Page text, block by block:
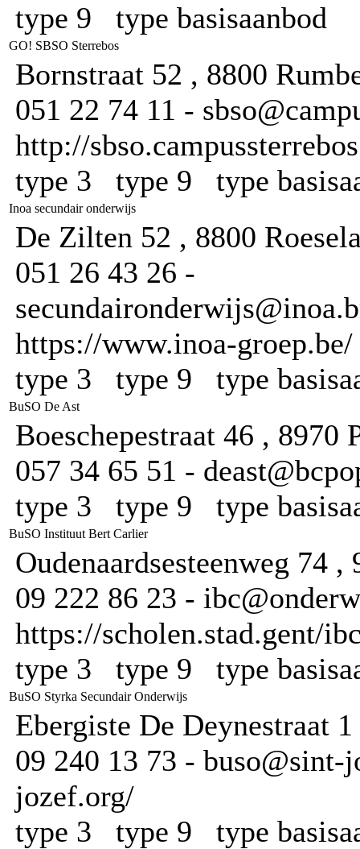
type 9 type basisaanbod
GO! SBSO Sterrebos
Bornstraat 52 , 8800
051 22 74 11 -
http://
type 3 type 9 type
Inoa secundair onderwijs
De Zilten 52 , 8800
051 26 43 26 -
https://www.inoa-groep.be/
type 3 type 9 type
BuSO De Ast
Boeschepestraat 46 , 8970
057 34 65 51 -
type 3 type 9 type
BuSO Instituut Bert Carlier
Oudenaardsesteenweg 74 ,
09 222 86 23 -
https://scholen.stad.gent/
type 3 type 9 type
BuSO Styrka Secundair Onderwijs
Ebergiste De Deynestraat
09 240 13 73 -
jozef.org/
type 3 type 9 type